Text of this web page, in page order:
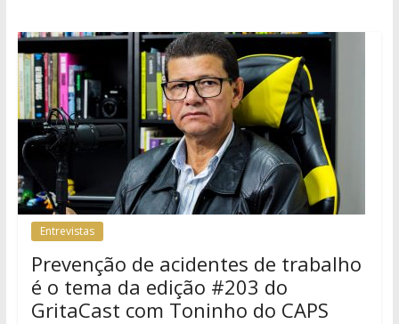
Entrevistas
Prevenção de acidentes de trabalho
é o tema da edição #203 do
GritaCast com Toninho do CAPS